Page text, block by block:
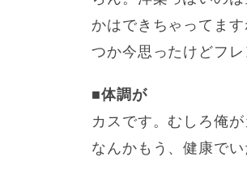
かはできちゃってま
つか今思ったけどフ
■体調が
カスです。むしろ俺が
なんかもう、健康でい